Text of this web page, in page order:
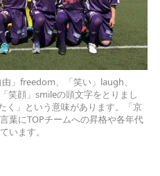
」freedom、「笑い」laugh、
笑顔」smileの頭文字をとりまし
く」という意味があります。「京
葉にTOPチームへの昇格や各年代
います。